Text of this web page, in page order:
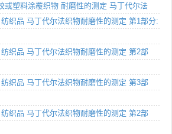
或塑料涂覆织物 耐磨性的测定 马丁代尔法
织品 马丁代尔法织物耐磨性的测定 第1部分:
织品 马丁代尔法织物耐磨性的测定 第2部
织品 马丁代尔法织物耐磨性的测定 第3部
织品 马丁代尔法织物耐磨性的测定 第2部